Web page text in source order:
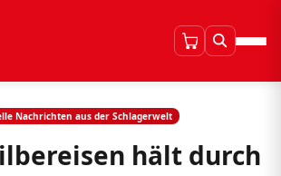
Nachrichten aus der Schlagerwelt
hält durch